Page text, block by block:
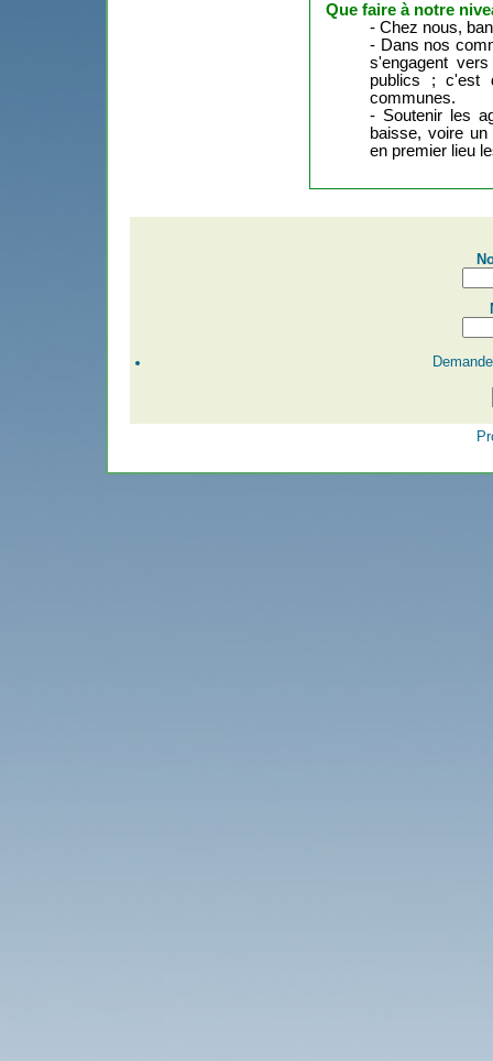
Que faire à notre
- Chez nous,
- Dans nos
s'engagent
publics ; c'est
communes.
- Soutenir les
baisse, voire
en premier lieu